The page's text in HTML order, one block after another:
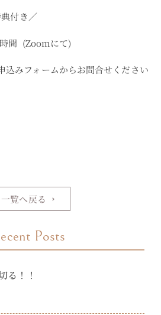
付き／
時間 (Zoomにて)
込みフォームからお問合せください
一覧へ戻る
Posts
る！！